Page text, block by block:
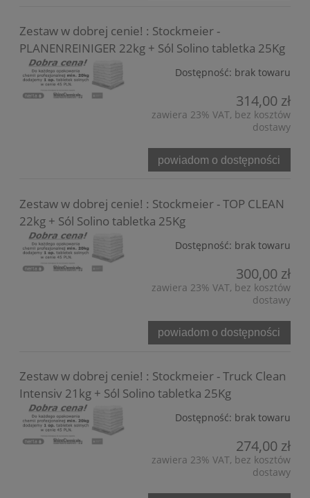
Zestaw w dobrej cenie! : Stockmeier -
PLANENREINIGER 22kg + Sól Solino tabletka 25Kg
Dostępność: brak towaru
314,00 zł
zawiera 23% VAT, bez kosztów
dostawy
powiadom o dostępności
Zestaw w dobrej cenie! : Stockmeier - TOP CLEAN
22kg + Sól Solino tabletka 25Kg
Dostępność: brak towaru
300,00 zł
zawiera 23% VAT, bez kosztów
dostawy
powiadom o dostępności
Zestaw w dobrej cenie! : Stockmeier - Truck Clean
Intensiv 21kg + Sól Solino tabletka 25Kg
Dostępność: brak towaru
274,00 zł
zawiera 23% VAT, bez kosztów
dostawy